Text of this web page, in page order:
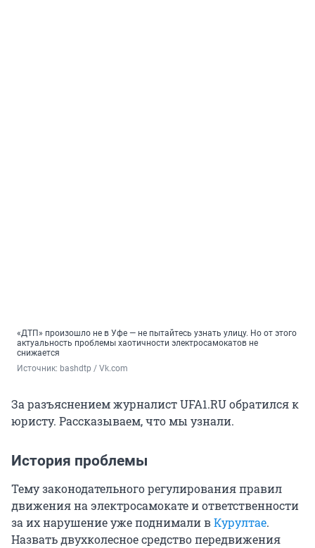
«ДТП» произошло не в Уфе — не пытайтесь узнать улицу. Но от этого
актуальность проблемы хаотичности электросамокатов не
снижается
Источник: bashdtp / Vk.com
За разъяснением журналист UFA1.RU обратился к
юристу. Рассказываем, что мы узнали.
История проблемы
Тему законодательного регулирования правил
движения на электросамокате и ответственности
за их нарушение уже поднимали вКурултае.
Назвать двухколесное средство передвижения